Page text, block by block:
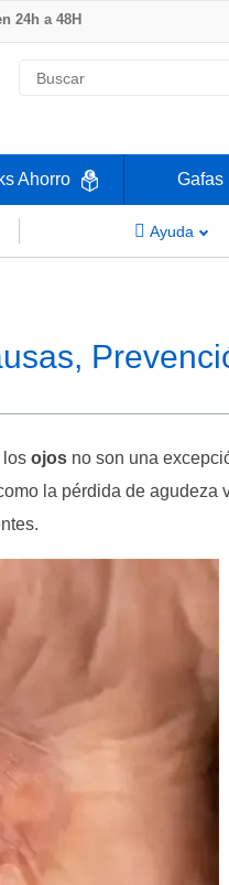
24h a 48H
24h a 48H
Ahorro Gafas
Ayuda
los ojos no son una
la pérdida de agudeza